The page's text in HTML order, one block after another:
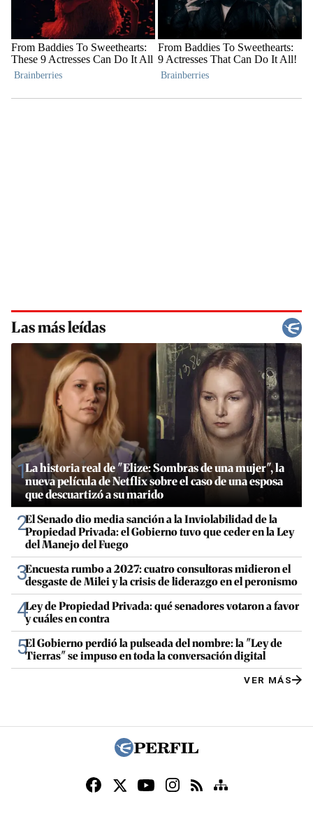
Las más leídas
1La historia real de "Elize: Sombras de una mujer", la
nueva película de Netflix sobre el caso de una esposa
que descuartizó a su marido
2El Senado dio media sanción a la Inviolabilidad de la
Propiedad Privada: el Gobierno tuvo que ceder en la Ley
del Manejo del Fuego
3Encuesta rumbo a 2027: cuatro consultoras midieron el
desgaste de Milei y la crisis de liderazgo en el peronismo
4Ley de Propiedad Privada: qué senadores votaron a favor
y cuáles en contra
5El Gobierno perdió la pulseada del nombre: la "Ley de
Tierras" se impuso en toda la conversación digital
VER MÁS